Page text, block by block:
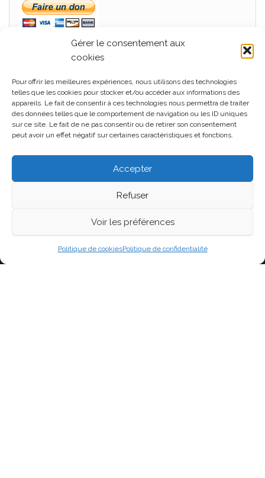
Gérer le consentement aux
cookies
Pour offrir les meilleures expériences, nous utilisons des technologies
telles que les cookies pour stocker et/ou accéder aux informations des
appareils. Le fait de consentir à ces technologies nous permettra de traiter
des données telles que le comportement de navigation ou les ID uniques
sur ce site. Le fait de ne pas consentir ou de retirer son consentement
peut avoir un effet négatif sur certaines caractéristiques et fonctions.
Accepter
Refuser
Voir les préférences
Politique de cookiesPolitique de confidentialité
MÉTA
Connexion
Flux des publications
Flux des commentaires
Fièrement propulsé parWordPress
Blog